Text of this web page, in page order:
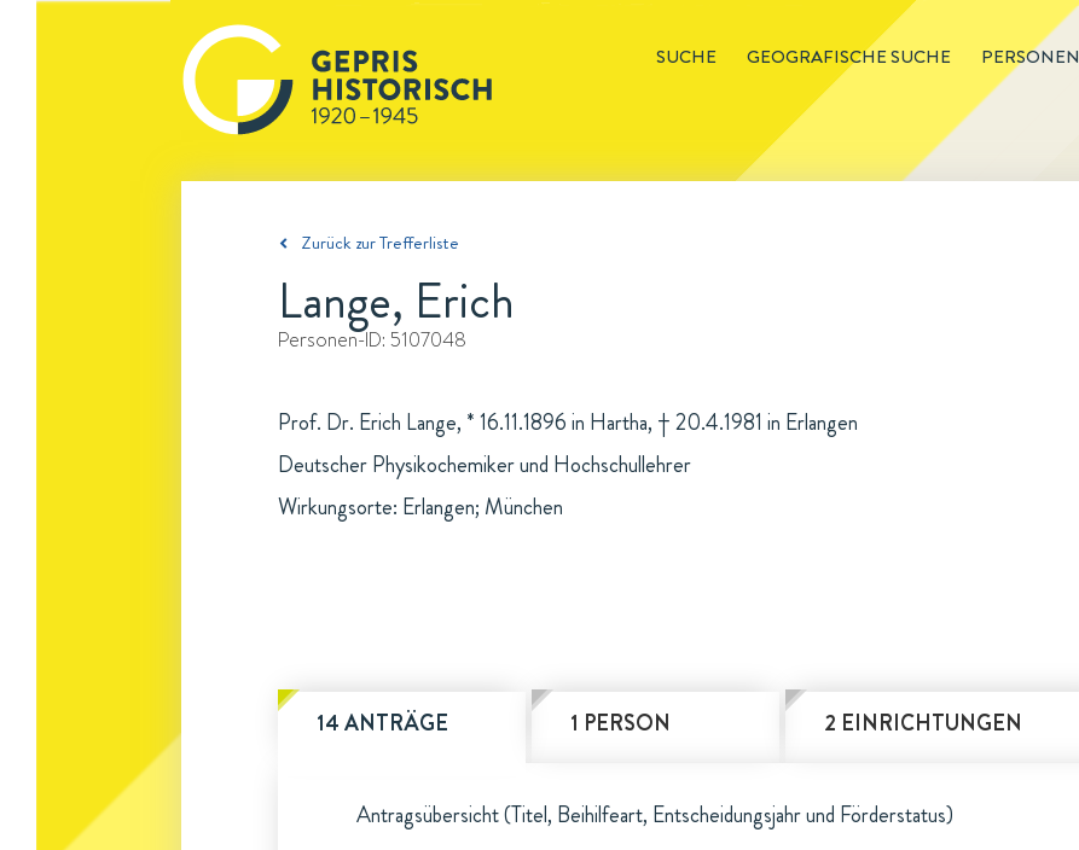
SUCHE GEOGRAFISCHE SUCHE PERSONEN
Zurück zur Trefferliste
Lange, Erich
Personen-ID: 5107048
Prof. Dr. Erich Lange, * 16.11.1896 in Hartha, † 20.4.1981 in Erlangen
Deutscher Physikochemiker und Hochschullehrer
Wirkungsorte: Erlangen; München
14 ANTRÄGE 1 PERSON 2 EINRICHTUNGEN
Antragsübersicht (Titel, Beihilfeart, Entscheidungsjahr und Förderstatus)